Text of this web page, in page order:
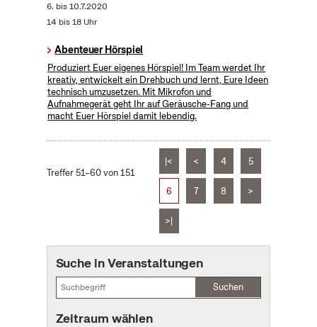
6. bis10.7.2020
14 bis 18 Uhr
Abenteuer Hörspiel
Produziert Euer eigenes Hörspiel! Im Team werdet Ihr
kreativ, entwickelt ein Drehbuch und lernt, Eure Ideen
technisch umzusetzen. Mit Mikrofon und
Aufnahmegerät geht Ihr auf Geräusche-Fang und
macht Euer Hörspiel damit lebendig.
Treffer 51–60 von 151
|< < 4 5
6 7 8 >
>|
Suche in Veranstaltungen
Suchen
Zeitraum wählen